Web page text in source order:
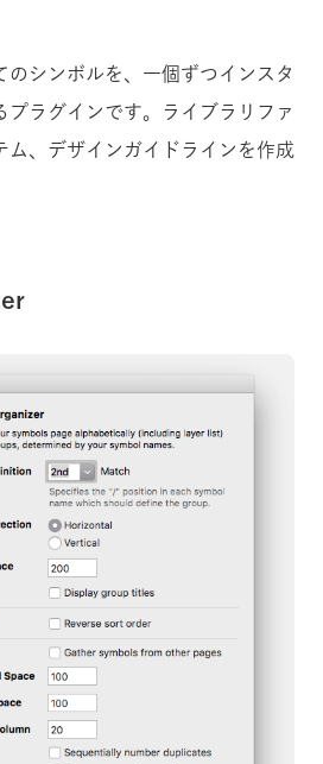
のシンボルを、一個ずつインスタ
プラグインです。ライブラリファ
ム、デザインガイドラインを作成